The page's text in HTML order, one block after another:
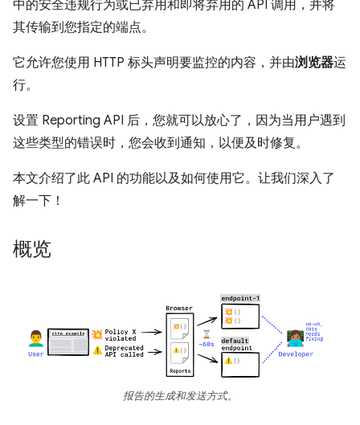
中的安全违规行为或已弃用和即将弃用的 API 调用，并将
其传输到您指定的端点。
它允许您使用 HTTP 标头声明要监控的内容，并由浏览器运
行。
设置 Reporting API 后，您就可以放心了，因为当用户遇到
这些类型的错误时，您会收到通知，以便及时修复。
本文介绍了此 API 的功能以及如何使用它。让我们深入了
解一下！
概览
报告的生成和发送方式。